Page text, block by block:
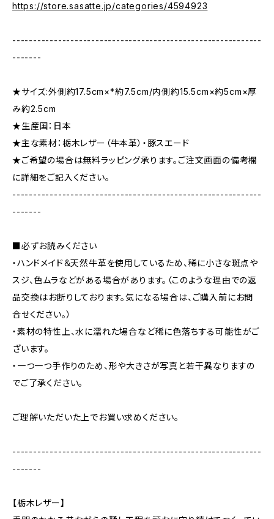
https://store.sasatte.jp/categories/4594923
------------------------------------------------------------
-------
★サイズ:外側約17.5cm×*約7.5cm/内側約15.5cm×約5cm×厚
み約2.5cm
★生産国：日本
★主な素材：栃木レザー（牛本革）・豚スエード
★ご希望の場合は無料ラッピング承ります。ご注文画面の備考欄
に詳細をご記入ください。
------------------------------------------------------------
-------
■必ずお読みください
・ハンドメイド＆天然牛革を使用しているため、稀に小さな斑点や
スジ、色ムラなどがある場合があります。（このような理由での返
品交換はお断りしております。気になる場合は、ご購入前にお問
合せください。）
・素材の特性上、水に濡れた場合など稀に色落ちする可能性がご
ざいます。
・一つ一つ手作りのため、形や大きさが写真と若干異なりますの
でご了承ください。
ご理解いただいた上でお買い求めください。
------------------------------------------------------------
-------
【栃木レザー】